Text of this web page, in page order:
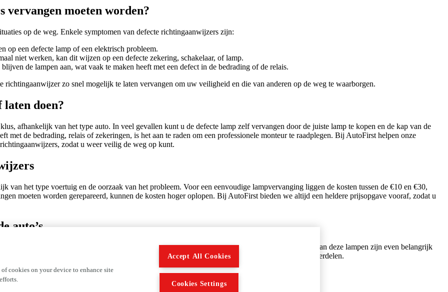
moeten worden?
op de weg. Enkele symptomen van defecte richtingaanwijzers zijn:
op een defecte lamp of een elektrisch probleem.
niet werken, kan dit wijzen op een defecte zekering, schakelaar, of lamp.
de lampen aan, wat vaak te maken heeft met een defect in de bedrading of de relais.
zo snel mogelijk te laten vervangen om uw veiligheid en die van anderen op de weg te waarborgen.
doen?
afhankelijk van het type auto. In veel gevallen kunt u de defecte lamp zelf vervangen door de juiste lamp te kopen en de kap van de
met de bedrading, relais of zekeringen, is het aan te raden om een professionele monteur te raadplegen. Bij AutoFirst helpen onze
zodat u weer veilig de weg op kunt.
van het type voertuig en de oorzaak van het probleem. Voor een eenvoudige lampvervanging liggen de kosten tussen de €10 en €30,
moeten worden gerepareerd, kunnen de kosten hoger oplopen. Bij AutoFirst bieden we altijd een heldere prijsopgave vooraf, zodat u
auto’s
die dezelfde functie vervullen als die in traditionele voertuigen. Het onderhoud en de vervanging van deze lampen zijn even belangrijk
kan langer meegaan, maar kan nog steeds defect raken en vereist specifieke vervangingsonderdelen.
cookies on your device to enhance site
Accept All Cookies
Cookies Settings